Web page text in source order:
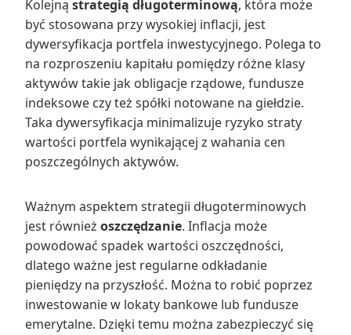
Kolejną strategią długoterminową, która może
być stosowana przy wysokiej inflacji, jest
dywersyfikacja portfela inwestycyjnego. Polega to
na rozproszeniu kapitału pomiędzy różne klasy
aktywów takie jak obligacje rządowe, fundusze
indeksowe czy też spółki notowane na giełdzie.
Taka dywersyfikacja minimalizuje ryzyko straty
wartości portfela wynikającej z wahania cen
poszczególnych aktywów.
Ważnym aspektem strategii długoterminowych
jest również oszczędzanie. Inflacja może
powodować spadek wartości oszczędności,
dlatego ważne jest regularne odkładanie
pieniędzy na przyszłość. Można to robić poprzez
inwestowanie w lokaty bankowe lub fundusze
emerytalne. Dzięki temu można zabezpieczyć się